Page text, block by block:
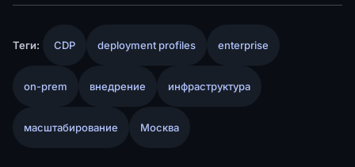
Теги: CDP deployment profiles enterprise
on-prem внедрение инфраструктура
масштабирование Москва